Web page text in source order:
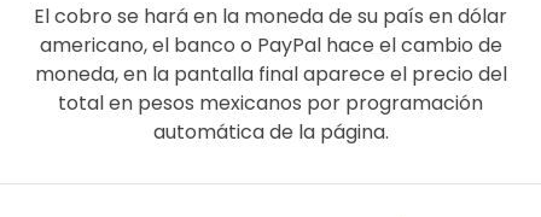
El cobro se hará en la moneda de su país en dólar
americano, el banco o PayPal hace el cambio de
moneda, en la pantalla final aparece el precio del
total en pesos mexicanos por programación
automática de la página.